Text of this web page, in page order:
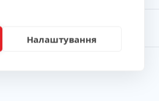
Налаштування